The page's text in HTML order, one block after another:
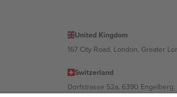
United Kingdom
167 City Road, London, Greater
Switzerland
Dorfstrasse 52a, 6390 Engelberg,